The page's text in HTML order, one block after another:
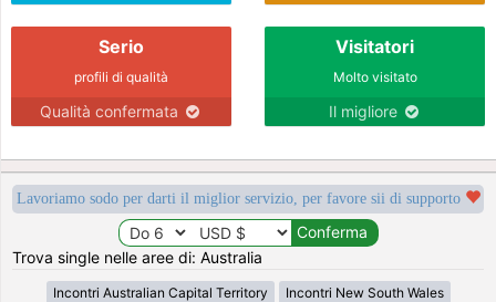
Serio
profili di qualità
Qualità confermata
Visitatori
Molto visitato
Il migliore
Lavoriamo sodo per darti il miglior servizio, per favore sii di supporto
Trova single nelle aree di: Australia
Incontri Australian Capital Territory Incontri New South Wales